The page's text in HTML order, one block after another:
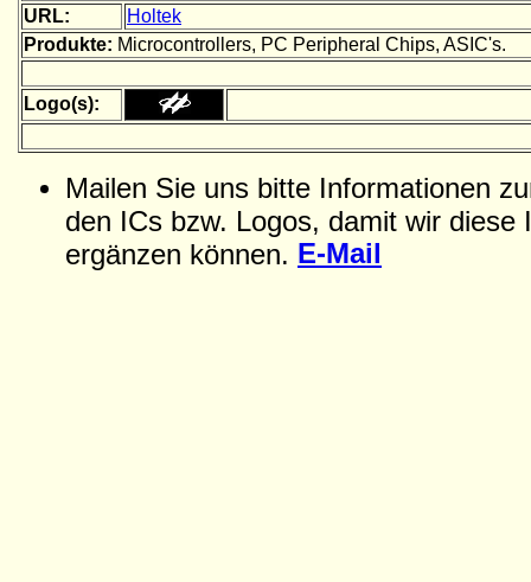
URL:
Holtek
Produkte: Microcontrollers, PC Peripheral Chips, ASIC's.
Logo(s):
Mailen Sie uns bitte Informationen
den ICs bzw. Logos, damit wir diese
ergänzen können. E-Mail